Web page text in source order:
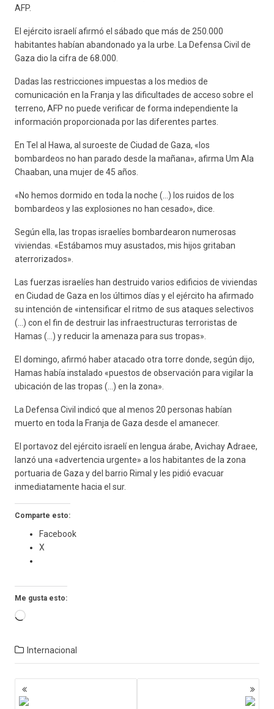
AFP.
El ejército israelí afirmó el sábado que más de 250.000
habitantes habían abandonado ya la urbe. La Defensa Civil de
Gaza dio la cifra de 68.000.
Dadas las restricciones impuestas a los medios de
comunicación en la Franja y las dificultades de acceso sobre el
terreno, AFP no puede verificar de forma independiente la
información proporcionada por las diferentes partes.
En Tel al Hawa, al suroeste de Ciudad de Gaza, «los
bombardeos no han parado desde la mañana», afirma Um Ala
Chaaban, una mujer de 45 años.
«No hemos dormido en toda la noche (…) los ruidos de los
bombardeos y las explosiones no han cesado», dice.
Según ella, las tropas israelíes bombardearon numerosas
viviendas. «Estábamos muy asustados, mis hijos gritaban
aterrorizados».
Las fuerzas israelíes han destruido varios edificios de viviendas
en Ciudad de Gaza en los últimos días y el ejército ha afirmado
su intención de «intensificar el ritmo de sus ataques selectivos
(…) con el fin de destruir las infraestructuras terroristas de
Hamas (…) y reducir la amenaza para sus tropas».
El domingo, afirmó haber atacado otra torre donde, según dijo,
Hamas había instalado «puestos de observación para vigilar la
ubicación de las tropas (…) en la zona».
La Defensa Civil indicó que al menos 20 personas habían
muerto en toda la Franja de Gaza desde el amanecer.
El portavoz del ejército israelí en lengua árabe, Avichay Adraee,
lanzó una «advertencia urgente» a los habitantes de la zona
portuaria de Gaza y del barrio Rimal y les pidió evacuar
inmediatamente hacia el sur.
Comparte esto:
Facebook
X
Me gusta esto:
Cargando...
Internacional
Navegación
de